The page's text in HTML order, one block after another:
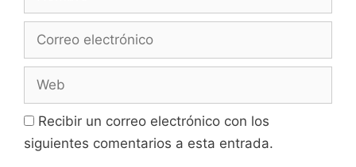
electrónico
Recibir un correo electrónico con los
siguientes comentarios a esta entrada.